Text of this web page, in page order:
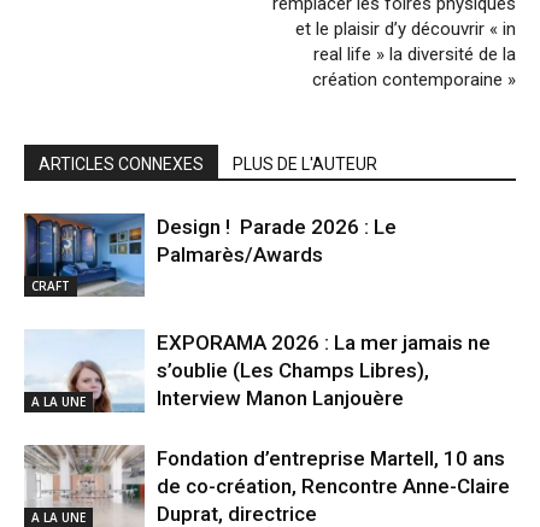
et le plaisir d’y découvrir « in
real life » la diversité de la
création contemporaine »
ARTICLES CONNEXES PLUS DE L'AUTEUR
CRAFT
Design ! Parade 2026 : Le
Palmarès/Awards
A LA UNE
EXPORAMA 2026 : La mer jamais ne
s’oublie (Les Champs Libres),
Interview Manon Lanjouère
A LA UNE
Fondation d’entreprise Martell, 10 ans
de co-création, Rencontre Anne-Claire
Duprat, directrice